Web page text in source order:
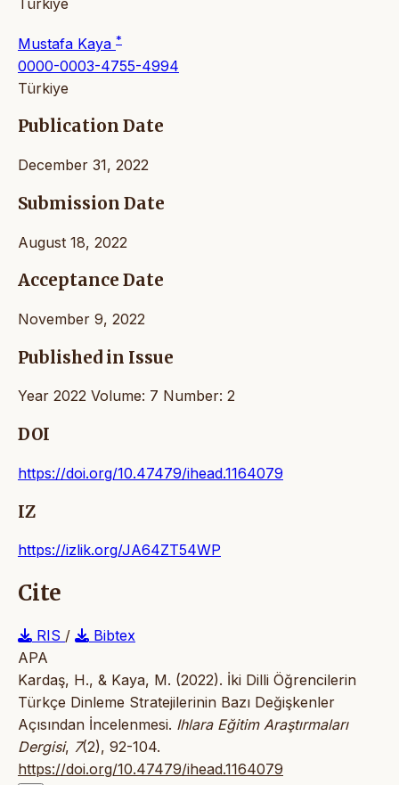
Türkiye
Mustafa Kaya *
0000-0003-4755-4994
Türkiye
Publication Date
December 31, 2022
Submission Date
August 18, 2022
Acceptance Date
November 9, 2022
Published in Issue
Year 2022 Volume: 7 Number: 2
DOI
https://doi.org/10.47479/ihead.1164079
IZ
https://izlik.org/JA64ZT54WP
Cite
RIS /
Bibtex
APA
Kardaş, H., & Kaya, M. (2022). İki Dilli Öğrencilerin
Türkçe Dinleme Stratejilerinin Bazı Değişkenler
Açısından İncelenmesi. Ihlara Eğitim Araştırmaları
Dergisi, 7(2), 92-104.
https://doi.org/10.47479/ihead.1164079